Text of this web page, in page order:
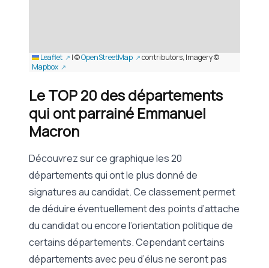
Leaflet |©OpenStreetMap
contributors, Imagery ©
Mapbox
Le TOP 20 des départements
qui ont parrainé Emmanuel
Macron
Découvrez sur ce graphique les 20
départements qui ont le plus donné de
signatures au candidat. Ce classement permet
de déduire éventuellement des points d’attache
du candidat ou encore l’orientation politique de
certains départements. Cependant certains
départements avec peu d’élus ne seront pas